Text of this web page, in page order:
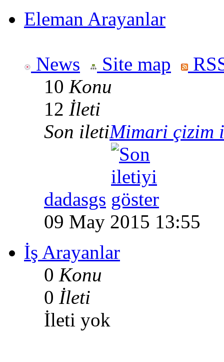
Eleman Arayanlar
News Site map
10 Konu
12 İleti
Son iletiMimari çizim
dadasgs
09 May 2015 13:55
İş Arayanlar
0 Konu
0 İleti
İleti yok